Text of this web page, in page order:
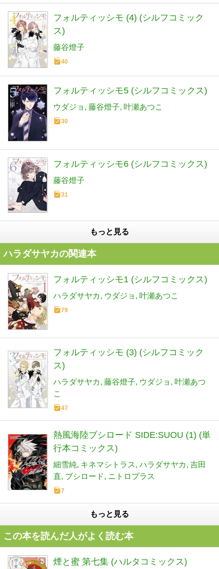
フォルティッシモ (4) (シルフコミック
ス)
藤谷燈子
40
フォルティッシモ5 (シルフコミックス)
ウダジョ 藤谷燈子 叶瀬あつこ
30
フォルティッシモ6 (シルフコミックス)
藤谷燈子
31
もっと見る
ハラダサヤカの関連本
フォルティッシモ1 (シルフコミックス)
ハラダサヤカ ウダジョ 叶瀬あつこ
79
フォルティッシモ (3) (シルフコミック
ス)
ハラダサヤカ 藤谷燈子 ウダジョ
叶瀬あつ
こ
47
熱風海陸ブシロード SIDE:SUOU (1) (単
行本コミックス)
細雪純 キネマシトラス ハラダサヤカ 吉田
直 ブシロード ニトロプラス
7
もっと見る
この本を読んだ人がよく読む本
煙と蜜 第七集 (ハルタコミックス)